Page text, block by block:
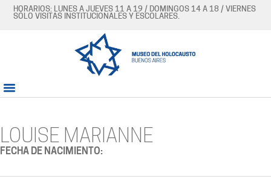
HORARIOS: LUNES A JUEVES 11 A 19 / DOMINGOS 14 A 18 / VIERNES
SÓLO VISITAS INSTITUCIONALES Y ESCOLARES.
LOUISE MARIANNE
FECHA DE NACIMIENTO: